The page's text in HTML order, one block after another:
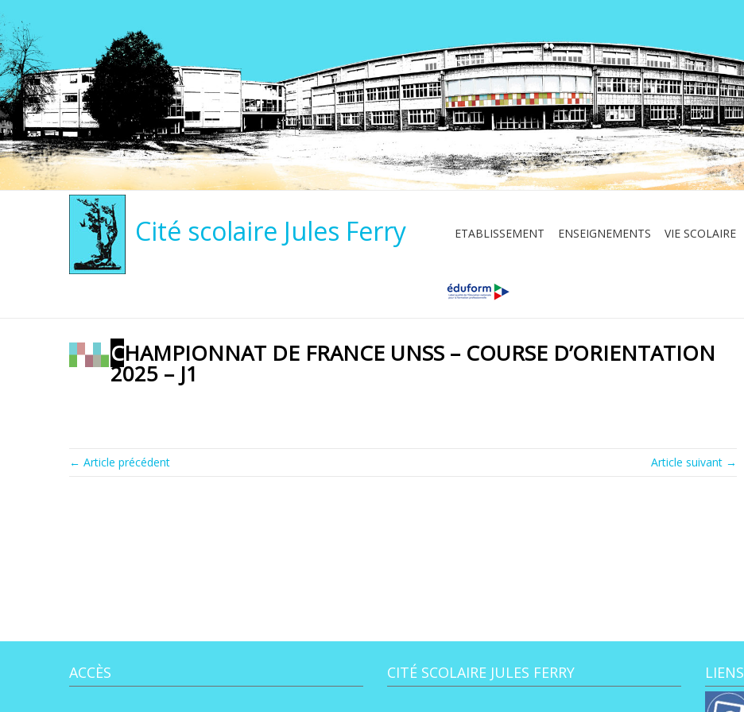
Cité scolaire Jules Ferry ETABLISSEMENT ENSEIGNEMENTS VIE SCOLAIRE
CHAMPIONNAT DE FRANCE UNSS – COURSE D’ORIENTATION
2025 – J1
← Article précédent Article suivant →
ACCÈS CITÉ SCOLAIRE JULES FERRY LIENS